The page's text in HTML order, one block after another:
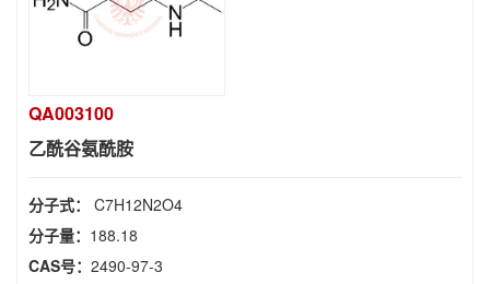
QA003100
乙酰谷氨酰胺
分子式： C7H12N2O4
分子量： 188.18
CAS号： 2490-97-3